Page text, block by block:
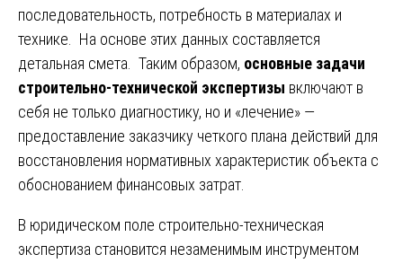
последовательность, потребность в материалах и
технике. На основе этих данных составляется
детальная смета. Таким образом, основные задачи
строительно-технической экспертизы включают в
себя не только диагностику, но и «лечение» —
предоставление заказчику четкого плана действий для
восстановления нормативных характеристик объекта с
обоснованием финансовых затрат.
В юридическом поле строительно-техническая
экспертиза становится незаменимым инструментом